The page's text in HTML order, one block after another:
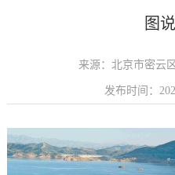
图
来源：北京市密云
发布时间：